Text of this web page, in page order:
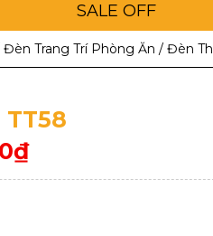
SALE OFF
Đèn Trang Trí Phòng Ăn / Đèn
TT58
₫